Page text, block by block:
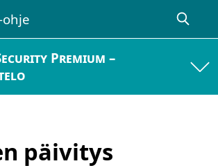
Premium –
päivitys